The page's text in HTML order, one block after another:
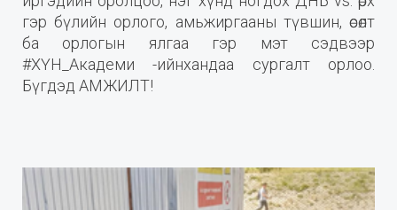
гэр бүлийн орлого, амьжиргааны түвшин, өсөлт
ба орлогын ялгаа гэр мэт сэдвээр
#ХҮН_Академи -ийнхандаа сургалт орлоо.
Бүгдэд АМЖИЛТ!